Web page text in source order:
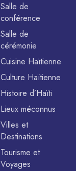
Salle de
conférence
Salle de
cérémonie
Cuisine Haïtienne
Culture Haïtienne
Histoire d’Haïti
Lieux méconnus
Villes et
Destinations
Tourisme et
Voyages